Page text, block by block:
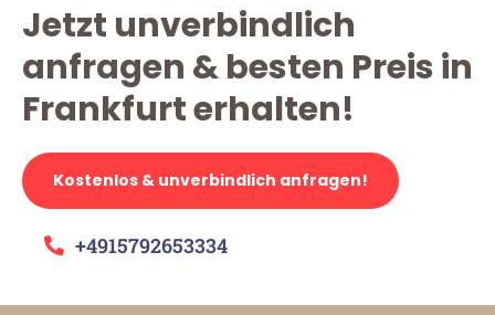
Jetzt unverbindlich
anfragen & besten Preis in
Frankfurt erhalten!
Kostenlos & unverbindlich anfragen!
+4915792653334